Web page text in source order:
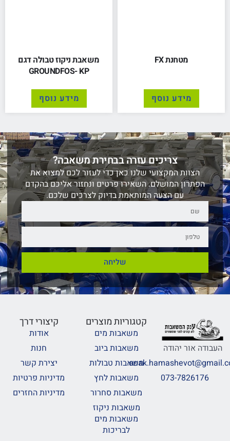
מטחנת FX
מידע נוסף
משאבת ניקוז טבולה דגם
GROUNDFOS- KP
מידע נוסף
צריכים עזרה בבחירת משאבה?
הצוות המקצועי שלנו כאן כדי לעזור לכם למצוא את
הפתרון המושלם. השאירו פרטים ונחזור אליכם בהקדם
עם הצעה המותאמת בדיוק לצרכים שלכם.
שליחה
העבודה אור יהודה
073-7826176
קטגוריות מוצרים
משאבות מים
משאבות ביוב
משאבות טבולות
משאבות לחץ
משאבות סחרור
משאבות ניקוז
משאבות מים
לבריכות
קיצורי דרך
אודות
חנות
יצירת קשר
מדיניות פרטיות
מדיניות החזרים